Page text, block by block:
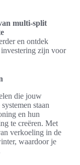
multi-split
en ontdek
investering zijn voor
die jouw
staan
en hun
te creëren. Met
verkoeling in de
waardoor je